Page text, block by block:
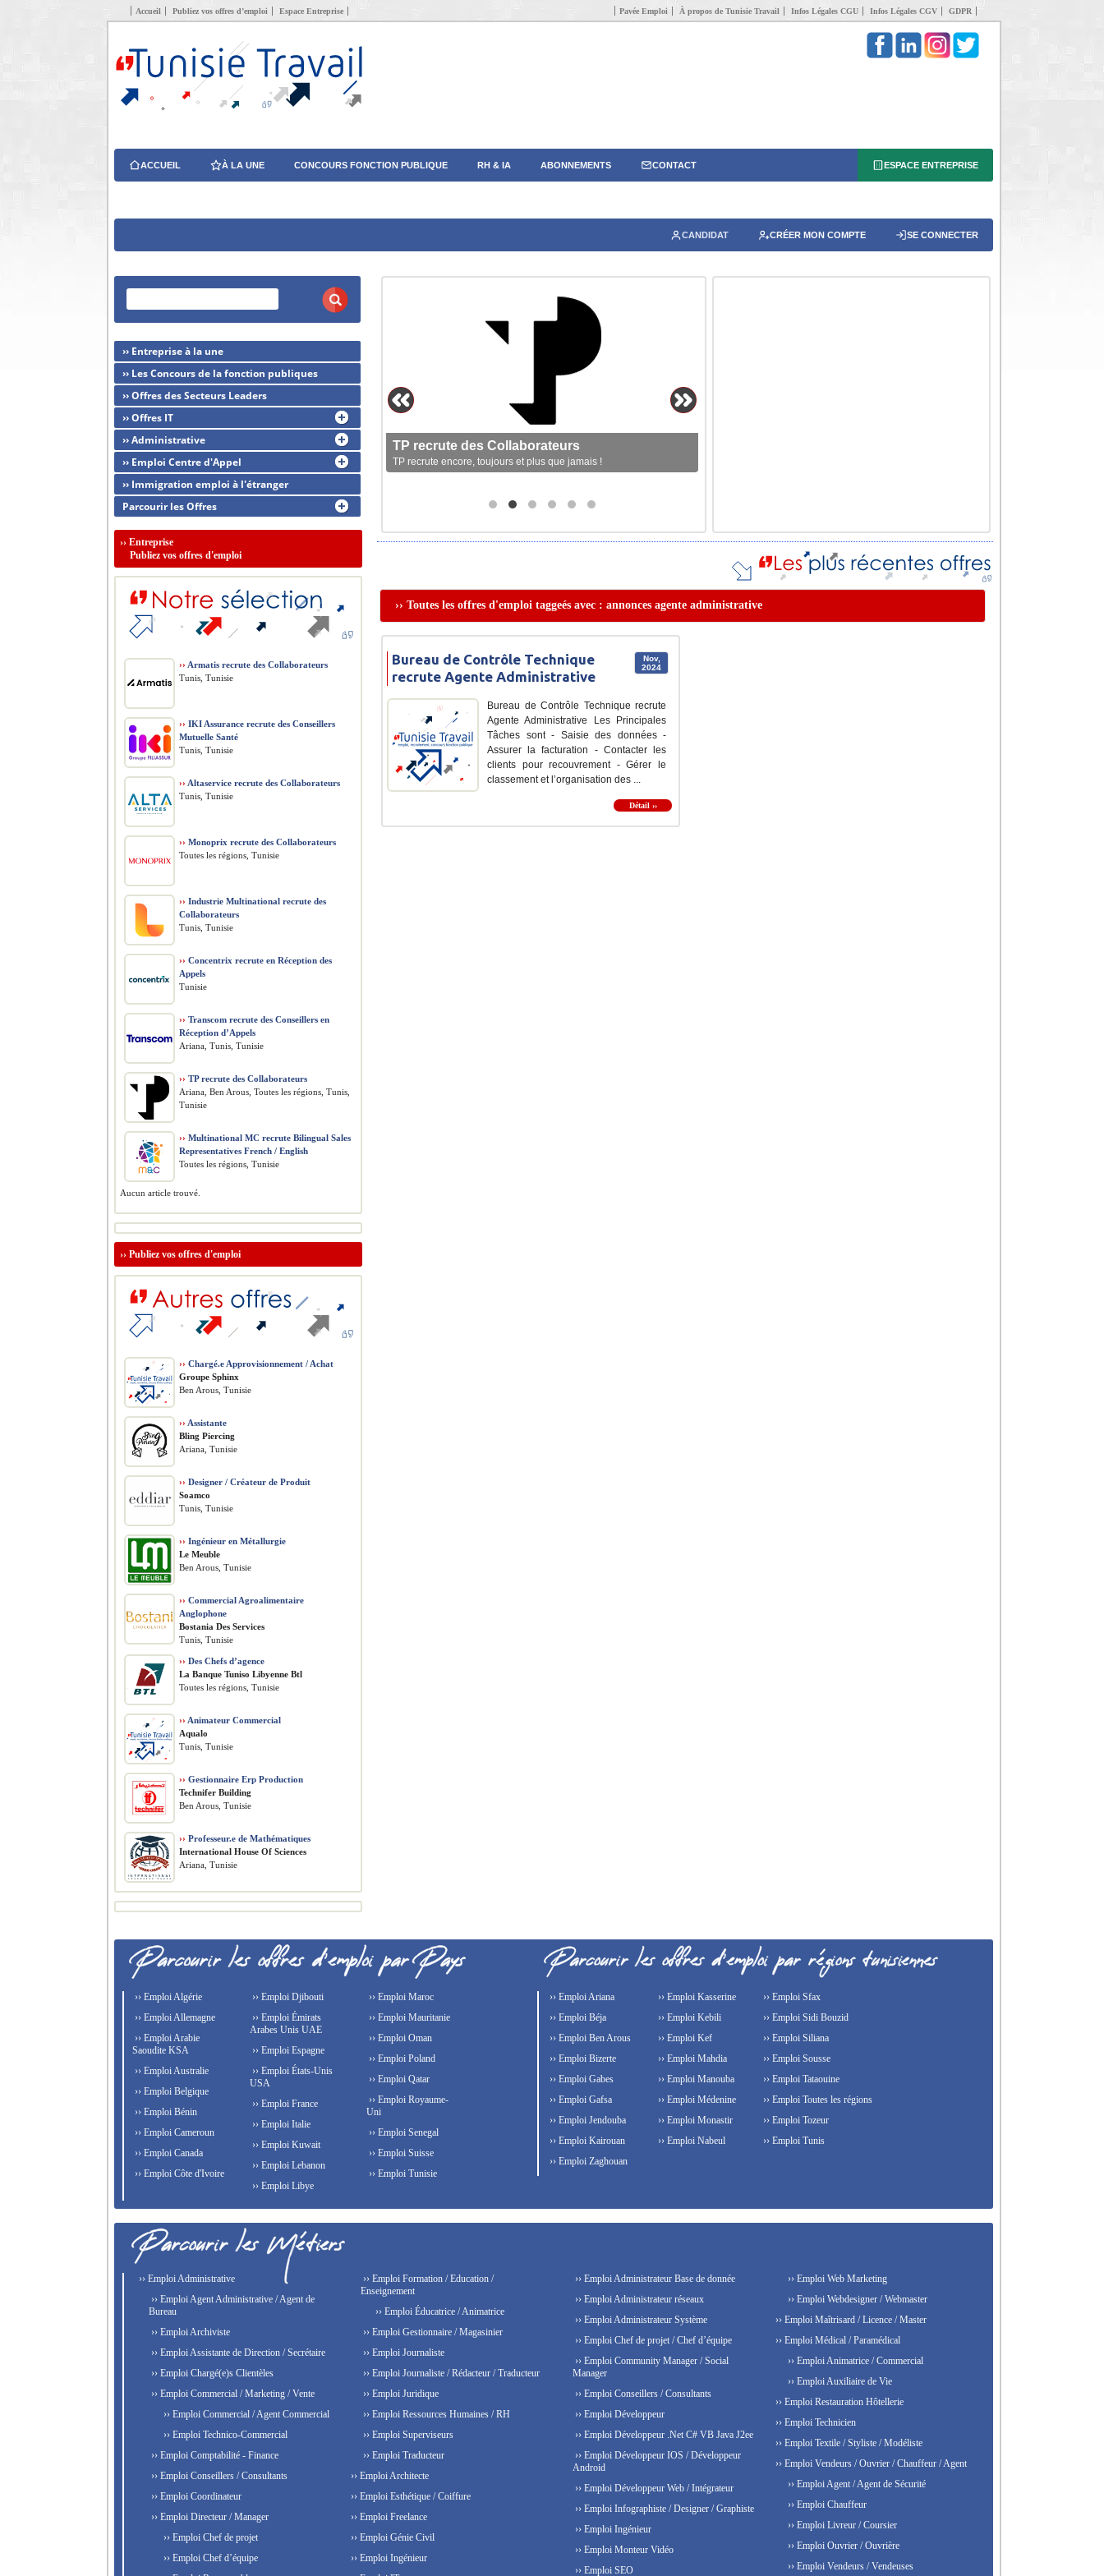
Accueil Publiez vos offres d’emploi Espace Entreprise Pavée Emploi À propos de Tunisie Travail Infos Légales CGU Infos Légales CGV GDPR
ACCUEIL À LA UNE CONCOURS FONCTION PUBLIQUE RH & IA ABONNEMENTS CONTACT ESPACE ENTREPRISE
CANDIDAT CRÉER MON COMPTE SE CONNECTER
TP recrute des Collaborateurs
TP recrute encore, toujours et plus que jamais !
›› Toutes les offres d'emploi taggeés avec : annonces agente administrative
Nov,
2024
Bureau de Contrôle Technique
recrute Agente Administrative
Bureau de Contrôle Technique recrute
Agente Administrative Les Principales
Tâches sont - Saisie des données -
Assurer la facturation - Contacter les
clients pour recouvrement - Gérer le
classement et l’organisation des ...
Détail ››
›› Entreprise à la une
›› Les Concours de la fonction publiques
›› Offres des Secteurs Leaders
›› Offres IT
›› Administrative
›› Emploi Centre d'Appel
›› Immigration emploi à l'étranger
Parcourir les Offres
›› Entreprise
Publiez vos offres d'emploi
›› Armatis recrute des Collaborateurs
Tunis, Tunisie
›› IKI Assurance recrute des Conseillers
Mutuelle Santé
Tunis, Tunisie
›› Altaservice recrute des Collaborateurs
Tunis, Tunisie
›› Monoprix recrute des Collaborateurs
Toutes les régions, Tunisie
›› Industrie Multinational recrute des
Collaborateurs
Tunis, Tunisie
›› Concentrix recrute en Réception des
Appels
Tunisie
›› Transcom recrute des Conseillers en
Réception d’Appels
Ariana, Tunis, Tunisie
›› TP recrute des Collaborateurs
Ariana, Ben Arous, Toutes les régions, Tunis,
Tunisie
›› Multinational MC recrute Bilingual Sales
Representatives French / English
Toutes les régions, Tunisie
Aucun article trouvé.
›› Publiez vos offres d'emploi
›› Chargé.e Approvisionnement / Achat
Groupe Sphinx
Ben Arous, Tunisie
›› Assistante
Bling Piercing
Ariana, Tunisie
›› Designer / Créateur de Produit
Soamco
Tunis, Tunisie
›› Ingénieur en Métallurgie
Le Meuble
Ben Arous, Tunisie
›› Commercial Agroalimentaire
Anglophone
Bostania Des Services
Tunis, Tunisie
›› Des Chefs d’agence
La Banque Tuniso Libyenne Btl
Toutes les régions, Tunisie
›› Animateur Commercial
Aqualo
Tunis, Tunisie
›› Gestionnaire Erp Production
Technifer Building
Ben Arous, Tunisie
›› Professeur.e de Mathématiques
International House Of Sciences
Ariana, Tunisie
›› Emploi Algérie
›› Emploi Allemagne
›› Emploi Arabie
Saoudite KSA
›› Emploi Australie
›› Emploi Belgique
›› Emploi Bénin
›› Emploi Cameroun
›› Emploi Canada
›› Emploi Côte d'Ivoire
›› Emploi Djibouti
›› Emploi Émirats
Arabes Unis UAE
›› Emploi Espagne
›› Emploi États-Unis
USA
›› Emploi France
›› Emploi Italie
›› Emploi Kuwait
›› Emploi Lebanon
›› Emploi Libye
›› Emploi Maroc
›› Emploi Mauritanie
›› Emploi Oman
›› Emploi Poland
›› Emploi Qatar
›› Emploi Royaume-
Uni
›› Emploi Senegal
›› Emploi Suisse
›› Emploi Tunisie
›› Emploi Ariana
›› Emploi Béja
›› Emploi Ben Arous
›› Emploi Bizerte
›› Emploi Gabes
›› Emploi Gafsa
›› Emploi Jendouba
›› Emploi Kairouan
›› Emploi Kasserine
›› Emploi Kebili
›› Emploi Kef
›› Emploi Mahdia
›› Emploi Manouba
›› Emploi Médenine
›› Emploi Monastir
›› Emploi Nabeul
›› Emploi Sfax
›› Emploi Sidi Bouzid
›› Emploi Siliana
›› Emploi Sousse
›› Emploi Tataouine
›› Emploi Toutes les régions
›› Emploi Tozeur
›› Emploi Tunis
›› Emploi Zaghouan
›› Emploi Administrative
›› Emploi Agent Administrative / Agent de
Bureau
›› Emploi Archiviste
›› Emploi Assistante de Direction / Secrétaire
›› Emploi Chargé(e)s Clientèles
›› Emploi Commercial / Marketing / Vente
›› Emploi Commercial / Agent Commercial
›› Emploi Technico-Commercial
›› Emploi Comptabilité - Finance
›› Emploi Conseillers / Consultants
›› Emploi Coordinateur
›› Emploi Directeur / Manager
›› Emploi Chef de projet
›› Emploi Chef d’équipe
›› Emploi Formation / Education /
Enseignement
›› Emploi Éducatrice / Animatrice
›› Emploi Gestionnaire / Magasinier
›› Emploi Journaliste
›› Emploi Journaliste / Rédacteur / Traducteur
›› Emploi Juridique
›› Emploi Ressources Humaines / RH
›› Emploi Superviseurs
›› Emploi Traducteur
›› Emploi Architecte
›› Emploi Esthétique / Coiffure
›› Emploi Freelance
›› Emploi Génie Civil
›› Emploi Ingénieur
›› Emploi Administrateur Base de donnée
›› Emploi Administrateur réseaux
›› Emploi Administrateur Système
›› Emploi Chef de projet / Chef d’équipe
›› Emploi Community Manager / Social
Manager
›› Emploi Conseillers / Consultants
›› Emploi Développeur
›› Emploi Développeur .Net C# VB Java J2ee
›› Emploi Développeur IOS / Développeur
Android
›› Emploi Développeur Web / Intégrateur
›› Emploi Infographiste / Designer / Graphiste
›› Emploi Ingénieur
›› Emploi Monteur Vidéo
›› Emploi SEO
›› Emploi Web Marketing
›› Emploi Webdesigner / Webmaster
›› Emploi Maîtrisard / Licence / Master
›› Emploi Médical / Paramédical
›› Emploi Animatrice / Commercial
›› Emploi Auxiliaire de Vie
›› Emploi Restauration Hôtellerie
›› Emploi Technicien
›› Emploi Textile / Styliste / Modéliste
›› Emploi Vendeurs / Ouvrier / Chauffeur / Agent
›› Emploi Agent / Agent de Sécurité
›› Emploi Chauffeur
›› Emploi Livreur / Coursier
›› Emploi Ouvrier / Ouvrière
›› Emploi Vendeurs / Vendeuses